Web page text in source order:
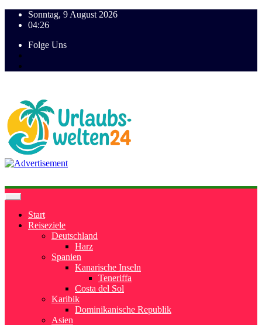
Sonntag, 9 August 2026
04:26
Folge Uns
Start
Reiseziele
Deutschland
Harz
Spanien
Kanarische Inseln
Teneriffa
Costa del Sol
Karibik
Dominikanische Republik
Asien